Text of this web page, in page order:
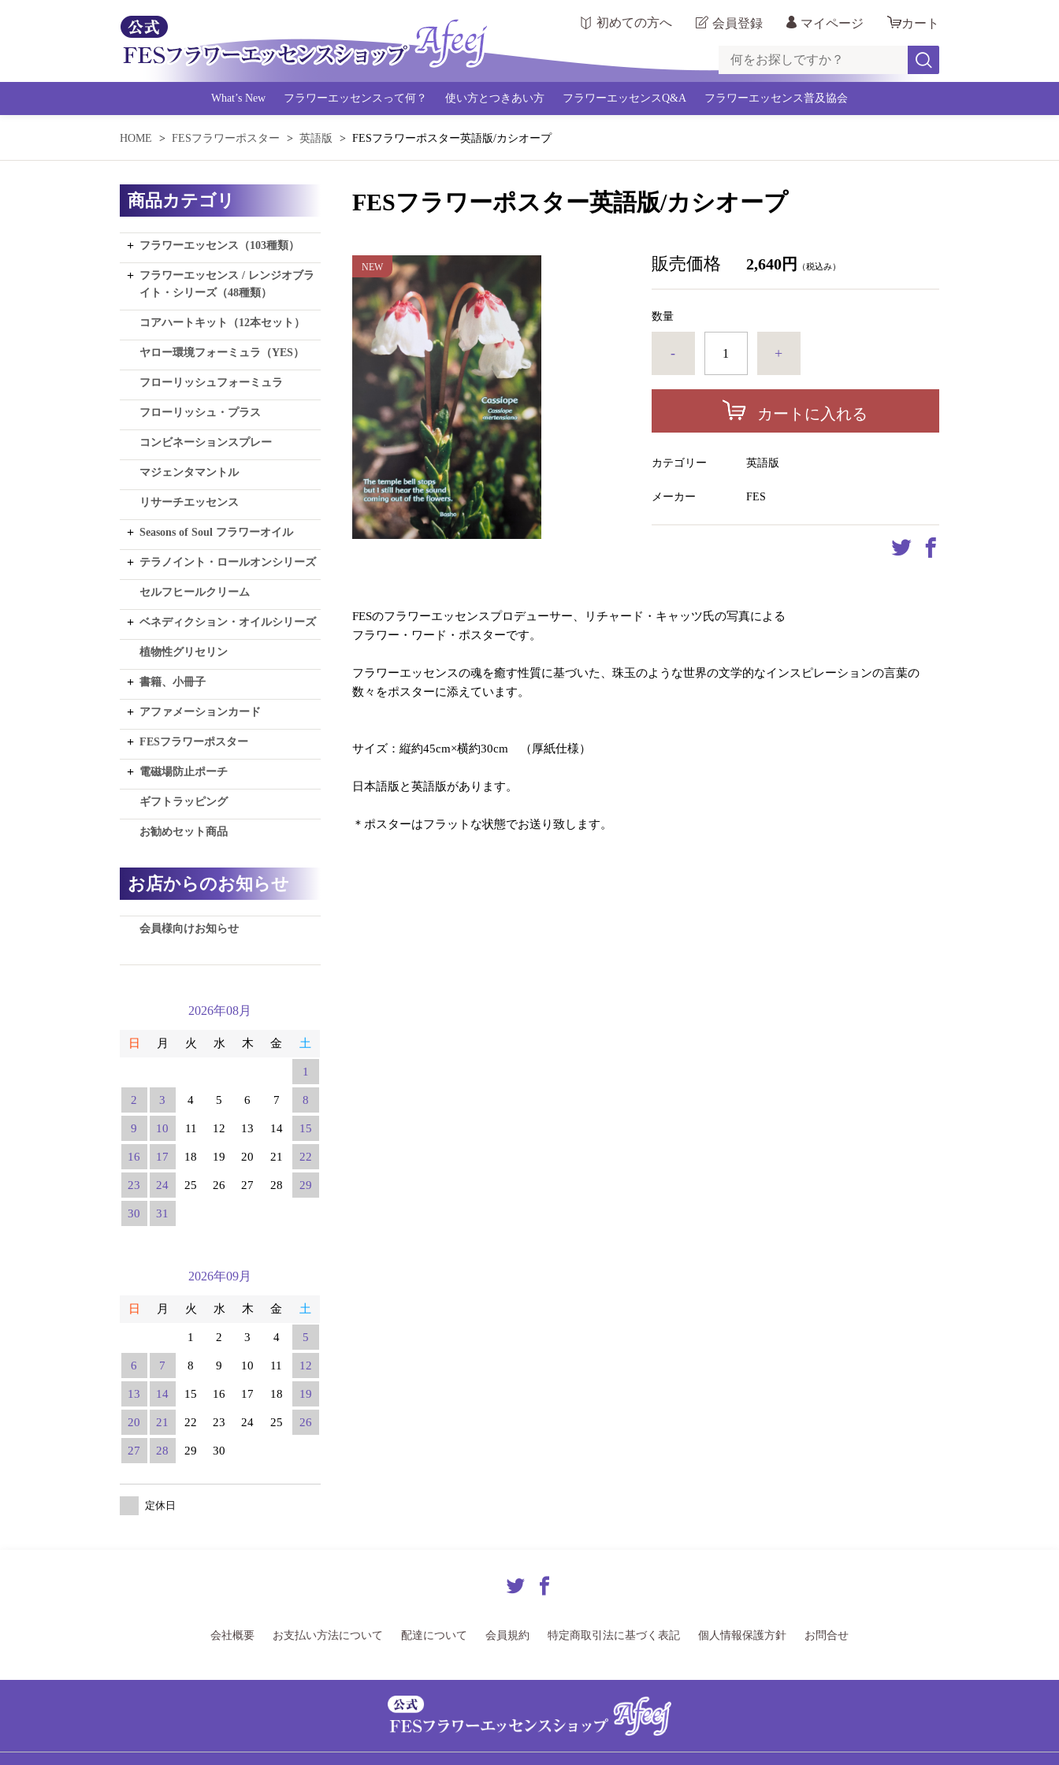
初めての方へ 会員登録 マイページ カート
What’s New フラワーエッセンスって何？ 使い方とつきあい方 フラワーエッセンスQ&A フラワーエッセンス普及協会
HOME FESフラワーポスター 英語版 FESフラワーポスター英語版/カシオープ
FESフラワーポスター英語版/カシオープ
販売価格 2,640円 （税込み）
数量
- +
カートに入れる
カテゴリー 英語版
メーカー FES
FESのフラワーエッセンスプロデューサー、リチャード・キャッツ氏の写真による
フラワー・ワード・ポスターです。
フラワーエッセンスの魂を癒す性質に基づいた、珠玉のような世界の文学的なインスピレーションの言葉の
数々をポスターに添えています。
サイズ：縦約45cm×横約30cm （厚紙仕様）
日本語版と英語版があります。
＊ポスターはフラットな状態でお送り致します。
商品カテゴリ
フラワーエッセンス（103種類）
フラワーエッセンス / レンジオブラ
イト・シリーズ（48種類）
コアハートキット（12本セット）
ヤロー環境フォーミュラ（YES）
フローリッシュフォーミュラ
フローリッシュ・プラス
コンビネーションスプレー
マジェンタマントル
リサーチエッセンス
Seasons of Soul フラワーオイル
テラノイント・ロールオンシリーズ
セルフヒールクリーム
ベネディクション・オイルシリーズ
植物性グリセリン
書籍、小冊子
アファメーションカード
FESフラワーポスター
電磁場防止ポーチ
ギフトラッピング
お勧めセット商品
お店からのお知らせ
会員様向けお知らせ
2026年08月
日 月 火 水 木 金 土
1
2 3 4 5 6 7 8
9 10 11 12 13 14 15
16 17 18 19 20 21 22
23 24 25 26 27 28 29
30 31
2026年09月
日 月 火 水 木 金 土
1 2 3 4 5
6 7 8 9 10 11 12
13 14 15 16 17 18 19
20 21 22 23 24 25 26
27 28 29 30
定休日
会社概要 お支払い方法について 配達について 会員規約 特定商取引法に基づく表記 個人情報保護方針 お問合せ